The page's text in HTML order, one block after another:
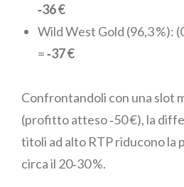
‑36 €
Wild West Gold (96,3 %):
=‑37 €
Confrontandoli con una slot
(profitto atteso ‑50 €), la
titoli ad alto RTP riducono la
circa il 20‑30 %.